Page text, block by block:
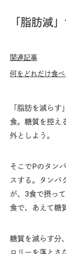
「脂肪減
関連記事
何をどれだけ食
「脂肪を減ら
食。糖質を控え
外としよう。
そこでPのタン
スする。タンパ
が、3食で摂っ
食で、あえて糖
糖質を減らす分